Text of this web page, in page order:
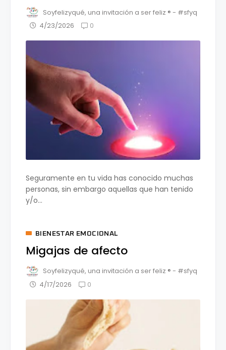
Soyfelizyqué, una invitación a ser feliz ® - #sfyq
4/23/2026
0
Seguramente en tu vida has conocido muchas
personas, sin embargo aquellas que han tenido
y/o...
BIENESTAR EMOCIONAL
Migajas de afecto
Soyfelizyqué, una invitación a ser feliz ® - #sfyq
4/17/2026
0